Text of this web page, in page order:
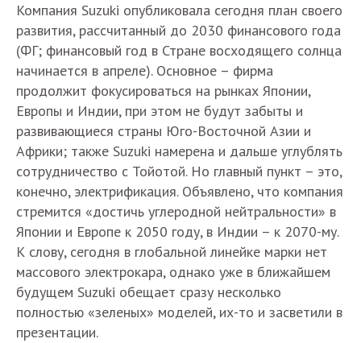
Компания Suzuki опубликовала сегодня план своего
развития, рассчитанный до 2030 финансового года
(ФГ; финансовый год в Стране восходящего солнца
начинается в апреле). Основное – фирма
продолжит фокусироваться на рынках Японии,
Европы и Индии, при этом не будут забыты и
развивающиеся страны Юго-Восточной Азии и
Африки; также Suzuki намерена и дальше углублять
сотрудничество с Тойотой. Но главный пункт – это,
конечно, электрификация. Объявлено, что компания
стремится «достичь углеродной нейтральности» в
Японии и Европе к 2050 году, в Индии – к 2070-му.
К слову, сегодня в глобальной линейке марки нет
массового электрокара, однако уже в ближайшем
будущем Suzuki обещает сразу несколько
полностью «зеленых» моделей, их-то и засветили в
презентации.